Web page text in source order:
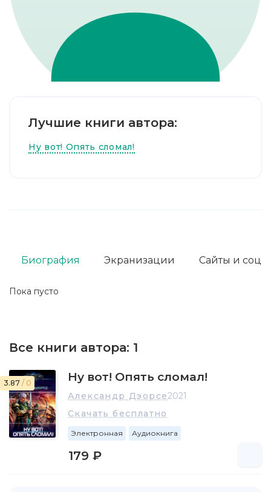
Лучшие книги автора:
Ну вот! Опять сломал!
Пока пусто
Биография Экранизации Сайты и соц.
Все книги автора: 1
3.87 / 0 Ну вот! Опять сломал!
Александр Дэорсе2021
Скачать бесплатно
Электронная Аудиокнига
179 ₽